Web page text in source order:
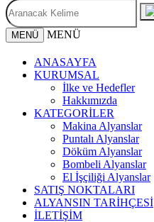
MENÜ MENÜ
ANASAYFA
KURUMSAL
İlke ve Hedefler
Hakkımızda
KATEGORİLER
Makina Alyanslar
Puntalı Alyanslar
Döküm Alyanslar
Bombeli Alyanslar
El İşçiliği Alyanslar
SATIŞ NOKTALARI
ALYANSIN TARİHÇESİ
İLETİŞİM